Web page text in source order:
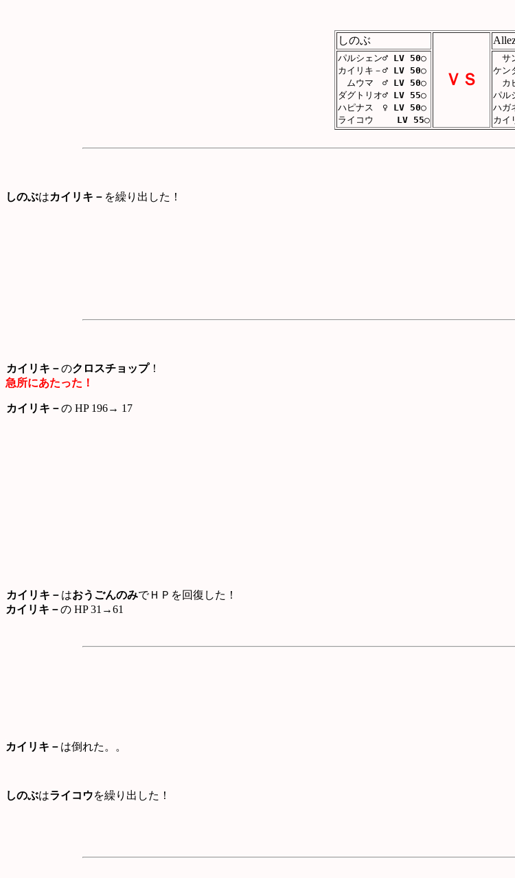
しのぶ
ＶＳ
パルシェン♂ LV 50○
カイリキ－♂ LV 50○
ムウマ ♂ LV 50○
ダグトリオ♂ LV 55○
ハピナス ♀ LV 50○
ライコウ
LV 55○
サ
ケン
カ
パル
ハガ
カイ
しのぶはカイリキ－ を繰り出した！
カイリキ－のクロスチョップ！
急所にあたった！
カイリキ－の HP 196→ 17
カイリキ－ はおうごんのみでＨＰを回復した！
カイリキ－の HP 31→61
カイリキ－ は倒れた。。
しのぶはライコウを繰り出した！